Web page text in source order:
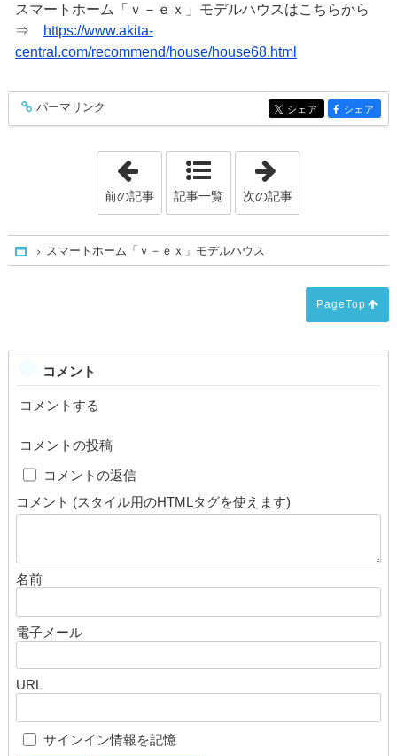
スマートホーム「ｖ－ｅｘ」モデルハウスはこちらから
⇒
https://www.akita-
central.com/recommend/house/house68.html
entry314
パーマリンク entry314
シェア entry314
シェア
「あじさい」
前の記事 記事一覧 次の記事
Home
スマートホーム「ｖ－ｅｘ」モデルハウス
PageTop
コメント
コメントする
コメントの投稿
コメントの返信
コメント (スタイル用のHTMLタグを使えます)
名前
電子メール
URL
サインイン情報を記憶